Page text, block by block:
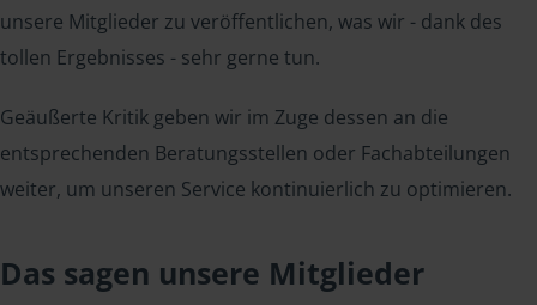
unsere Mitglieder zu veröffentlichen, was wir - dank des
tollen Ergebnisses - sehr gerne tun.
Geäußerte Kritik geben wir im Zuge dessen an die
entsprechenden Beratungsstellen oder Fachabteilungen
weiter, um unseren Service kontinuierlich zu optimieren.
Das sagen unsere Mitglieder